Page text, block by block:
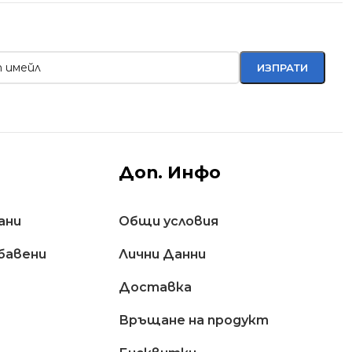
Доп. Инфо
Общи условия
Лични Данни
Доставкa
Връщане на продукт